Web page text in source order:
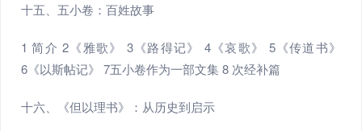
十五、五小卷：百姓故事
1 简介 2《雅歌》 3《路得记》 4《哀歌》 5《传道书》
6《以斯帖记》 7五小卷作为一部文集 8 次经补篇
十六、《但以理书》：从历史到启示